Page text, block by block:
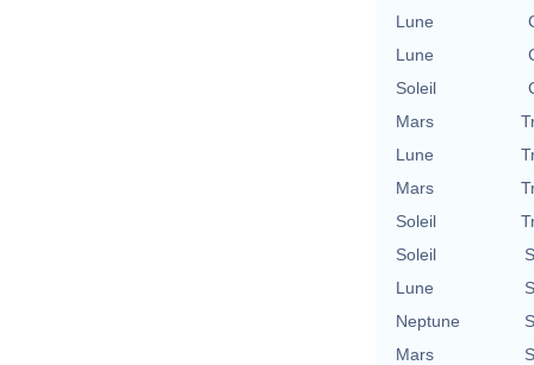
Lune
Lune
Soleil
Mars
Lune
Mars
Soleil
Soleil
Lune
Neptune
Mars